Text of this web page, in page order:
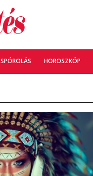
SPÓROLÁS HOROSZKÓP